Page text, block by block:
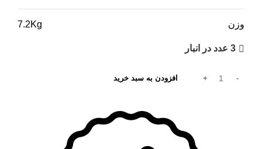
وزن 7.2Kg
3 عدد در انبار
افزودن به سبد خرید